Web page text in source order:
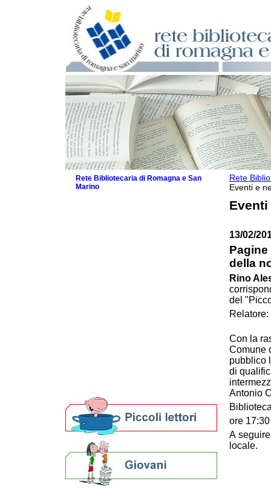
Rete
Eventi e
Eventi
13/02/
della
Rino
del
Relatore:
Con la
Comune
pubblico
di
Antonio
ore 17:30
A
locale.
Rete Bibliotecaria di Romagna e San
Marino